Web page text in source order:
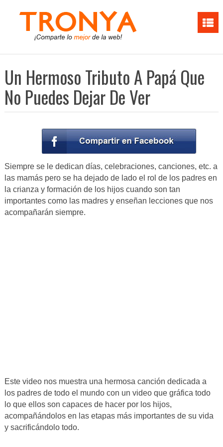
Un Hermoso Tributo A Papá Que
No Puedes Dejar De Ver
Siempre se le dedican días, celebraciones, canciones, etc. a
las mamás pero se ha dejado de lado el rol de los padres en
la crianza y formación de los hijos cuando son tan
importantes como las madres y enseñan lecciones que nos
acompañarán siempre.
Este video nos muestra una hermosa canción dedicada a
los padres de todo el mundo con un video que gráfica todo
lo que ellos son capaces de hacer por los hijos,
acompañándolos en las etapas más importantes de su vida
y sacrificándolo todo.